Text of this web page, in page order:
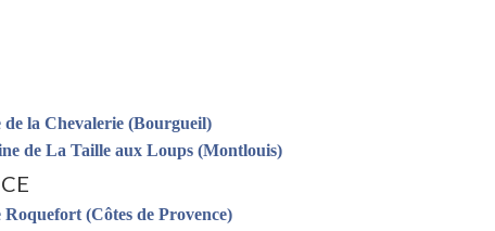
de la Chevalerie (Bourgueil)
de La Taille aux Loups (Montlouis)
(Côtes de Provence)